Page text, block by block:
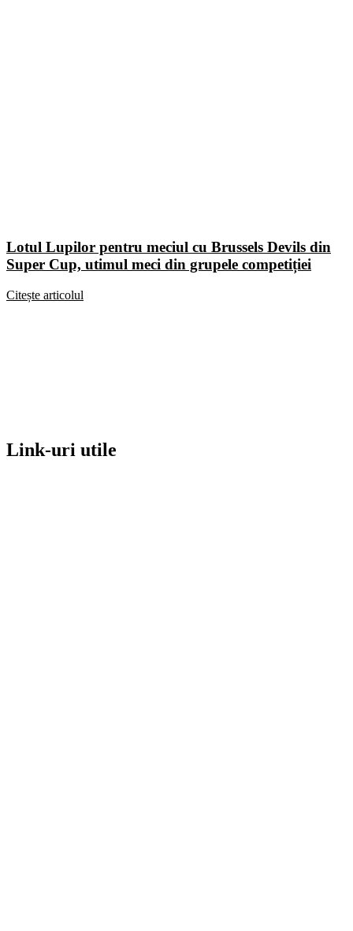
Lotul Lupilor pentru meciul cu Brussels Devils din
Super Cup, utimul meci din grupele competiției
Citește articolul
Link-uri utile